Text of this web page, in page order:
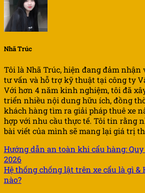
Nhã Trúc
Tôi là Nhã Trúc, hiện đang đảm nhận
tư vấn và hỗ trợ kỹ thuật tại công ty
Với hơn 4 năm kinh nghiệm, tôi đã
triển nhiều nội dung hữu ích, đồng
khách hàng tìm ra giải pháp thuê xe
hợp với nhu cầu thực tế. Tôi tin rằng
bài viết của mình sẽ mang lại giá trị
Hướng dẫn an toàn khi cẩu hàng:
2026
Hệ thống chống lật trên xe cẩu là gì &
nào?